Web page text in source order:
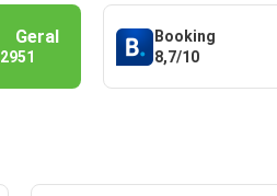
Geral
2951
Booking
8,7/10